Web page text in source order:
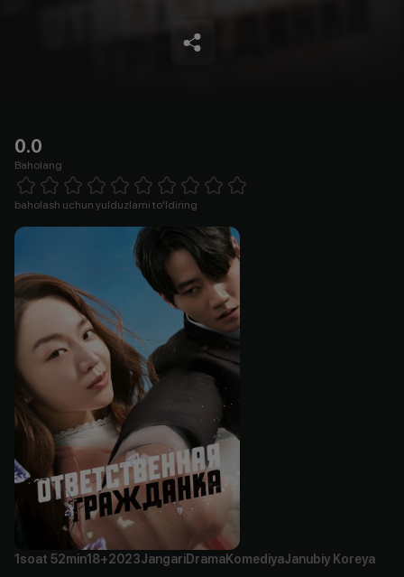
0.0
Baholang
1 Star 2 Stars 3 Stars 4 Stars5 Stars 6 Stars7 Stars8 Stars
baholash uchun yulduzlarni to'ldiring
1soat 52min18+2023JangariDramaKomediyaJanubiy Koreya